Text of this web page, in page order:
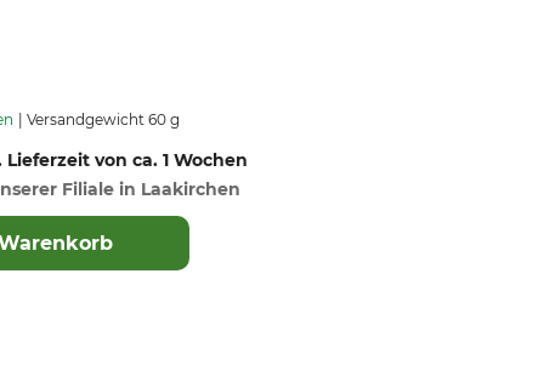
Versandgewicht 60 g
von ca. 1 Wochen
Filiale in Laakirchen